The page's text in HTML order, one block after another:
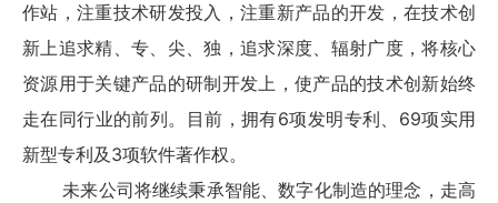
作站，注重技术研发投入，注重新产品的开发，在技术创
新上追求精、专、尖、独，追求深度、辐射广度，将核心
资源用于关键产品的研制开发上，使产品的技术创新始终
走在同行业的前列。目前，拥有6项发明专利、69项实用
新型专利及3项软件著作权。
未来公司将继续秉承智能、数字化制造的理念，走高